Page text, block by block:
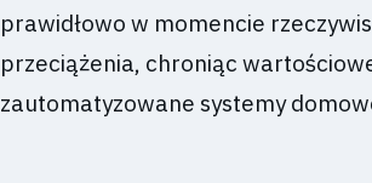
prawidłowo w momencie
przeciążenia, chroniąc
zautomatyzowane systemy